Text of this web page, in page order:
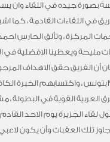
في اللقاءات القادمة ، كما
المركزة ، وتألق الحارس
ويعطينا الافضلية في
أن الفريق حقق الاهداف
البطولة العربية للاندية 36 بتونس ، واكتسابهم
العربية القوية في البطولة
لقاء الجزيرة يوم الاحد
تلك العقبات وأن يكون